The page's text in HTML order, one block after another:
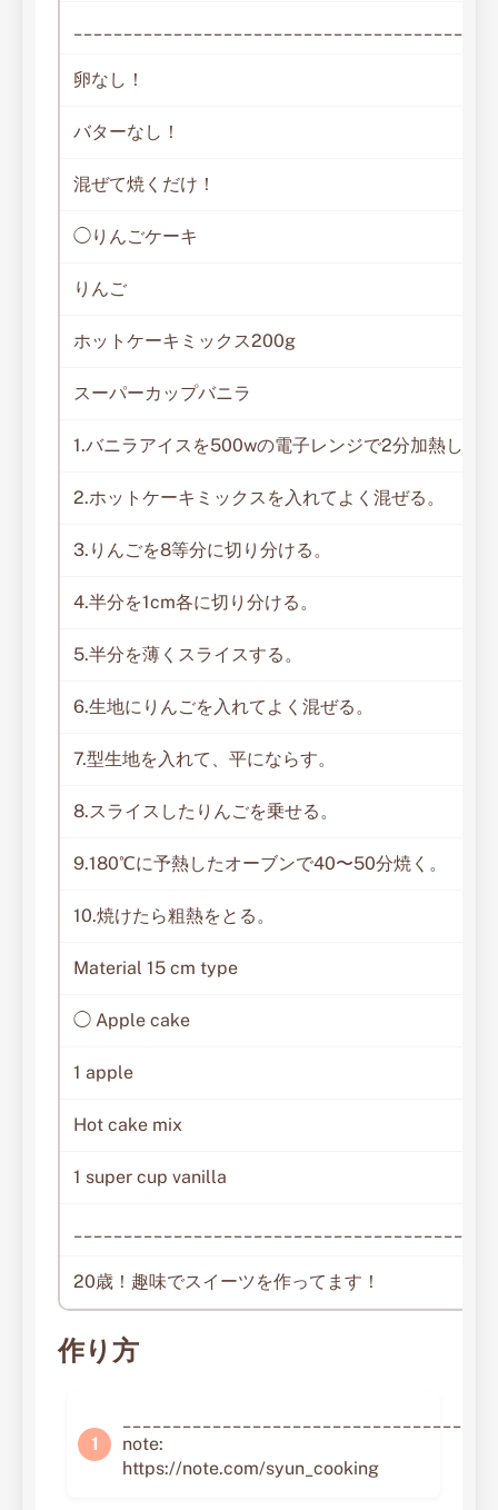
卵なし！
バターなし！
混ぜて焼くだけ！
◯りんごケーキ
りんご
ホットケーキミックス200g
スーパーカップバニラ
1.バニラアイスを500wの電子レンジで2分加熱して
2.ホットケーキミックスを入れてよく混ぜる。
3.りんごを8等分に切り分ける。
4.半分を1cm各に切り分ける。
5.半分を薄くスライスする。
6.生地にりんごを入れてよく混ぜる。
7.型生地を入れて、平にならす。
8.スライスしたりんごを乗せる。
9.180℃に予熱したオーブンで40〜50分焼く。
10.焼けたら粗熱をとる。
Material 15 cm type
◯ Apple cake
1 apple
Hot cake mix
1 super cup vanilla
20歳！趣味でスイーツを作ってます！
作り方
note:
https://note.com/syun_cooking